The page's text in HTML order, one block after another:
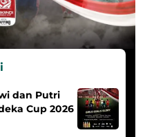
dan Putri
Cup 2026